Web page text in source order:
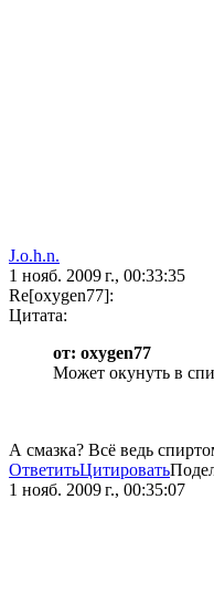
J.o.h.n.
1 нояб. 2009 г., 00:33:35
Re[oxygen77]:
Цитата:
от: oxygen77
Может окунуть в
А смазка? Всё ведь
ОтветитьЦитировать
1 нояб. 2009 г., 00:35:07